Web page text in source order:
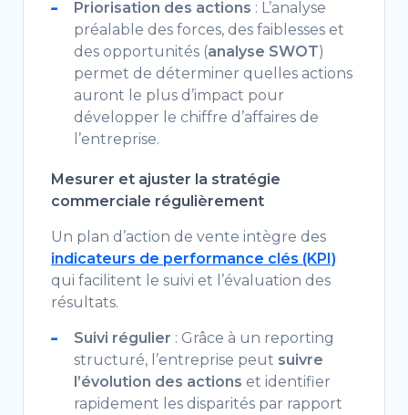
Priorisation des actions : L’analyse
préalable des forces, des faiblesses et
des opportunités (analyse SWOT)
permet de déterminer quelles actions
auront le plus d’impact pour
développer le chiffre d’affaires de
l’entreprise.
Mesurer et ajuster la stratégie
commerciale régulièrement
Un plan d’action de vente intègre des
indicateurs de performance clés (KPI)
qui facilitent le suivi et l’évaluation des
résultats.
Suivi régulier : Grâce à un reporting
structuré, l’entreprise peut suivre
l’évolution des actions et identifier
rapidement les disparités par rapport